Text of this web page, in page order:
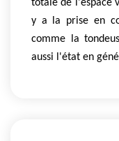
totale de l'espace
y a la prise en
comme la
aussi l'état en